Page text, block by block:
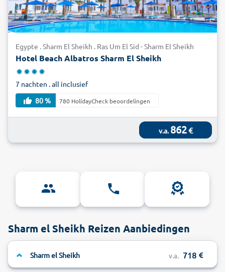
Egypte . Sharm El Sheikh . Ras Um El Sid - Sharm El Sheikh
Hotel Beach Albatros Sharm El Sheikh
7 nachten . all inclusief
80 %
780 HolidayCheck beoordelingen
v.a.862€
Sharm el Sheikh Reizen Aanbiedingen
Sharm el Sheikh v.a. 718